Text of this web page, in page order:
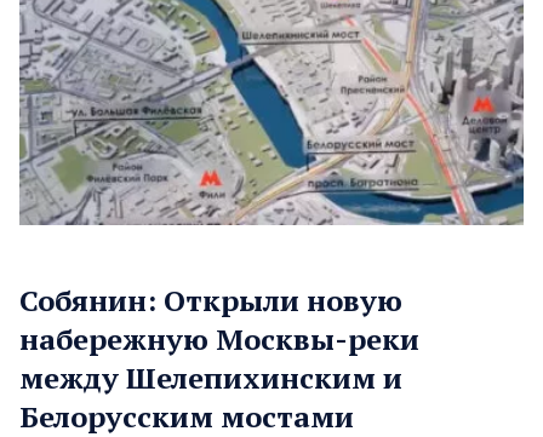
Собянин: Открыли новую
набережную Москвы-реки
между Шелепихинским и
Белорусским мостами